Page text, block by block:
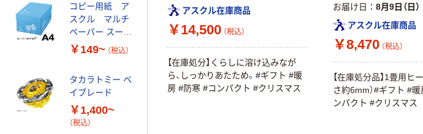
アスクル在庫商品
￥14,500 （税込）
【在庫処分】くらしに溶け込みなが
ら、しっかりあたため。#ギフト #暖
房 #防寒 #コンパクト #クリスマス
お届け日
8月9日（日）
アスクル在庫商品
￥8,470 （税込）
【在庫処分品】1畳用ヒ
さ約6mm）#ギフト #
ンパクト #クリスマス
コピー用紙 ア
スクル マルチ
ペーパー スーパ
ーホワイト+
￥149~ （税込）
タカラトミー ベ
イブレード
￥1,400~
（税込）
ゴミ袋 エコノミ
透明 高密度タイ
オマス素材10％
配合
￥616~ （税込）
オリジナル
トイレットペー
パー ダブル60
ｍ 再生紙
100% 6ロール
証
￥460~ （税込）
オリジナル
乾電池 単4